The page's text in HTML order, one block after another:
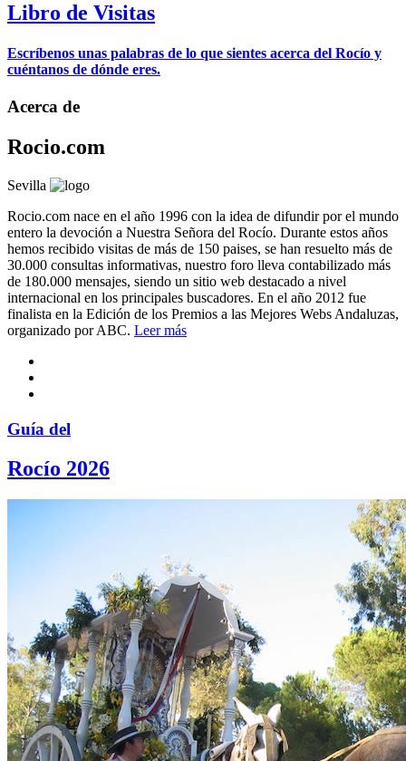
Libro de Visitas
Escríbenos unas palabras de lo que sientes acerca del Rocío y
cuéntanos de dónde eres.
Acerca de
Rocio.com
Sevilla
Rocio.com nace en el año 1996 con la idea de difundir por el mundo
entero la devoción a Nuestra Señora del Rocío. Durante estos años
hemos recibido visitas de más de 150 paises, se han resuelto más de
30.000 consultas informativas, nuestro foro lleva contabilizado más
de 180.000 mensajes, siendo un sitio web destacado a nivel
internacional en los principales buscadores. En el año 2012 fue
finalista en la Edición de los Premios a las Mejores Webs Andaluzas,
organizado por ABC. Leer más
Guía del
Rocío 2026